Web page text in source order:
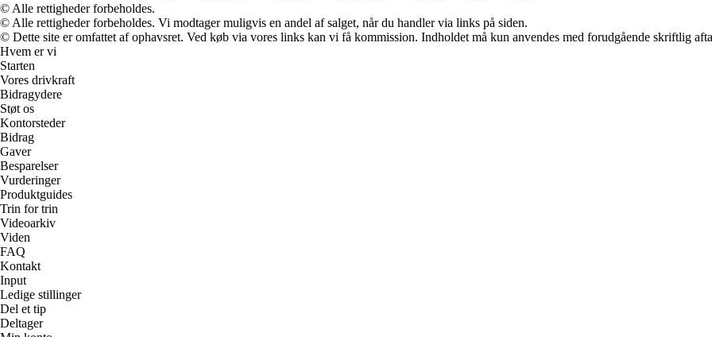
© Alle rettigheder forbeholdes.
© Alle rettigheder forbeholdes. Vi modtager muligvis en andel af salget, når du handler via links på siden.
© Dette site er omfattet af ophavsret. Ved køb via vores links kan vi få kommission. Indholdet må kun anvendes med forudgående skriftlig
Hvem er vi
Starten
Vores drivkraft
Bidragydere
Støt os
Kontorsteder
Bidrag
Gaver
Besparelser
Vurderinger
Produktguides
Trin for trin
Videoarkiv
Viden
FAQ
Kontakt
Input
Ledige stillinger
Del et tip
Deltager